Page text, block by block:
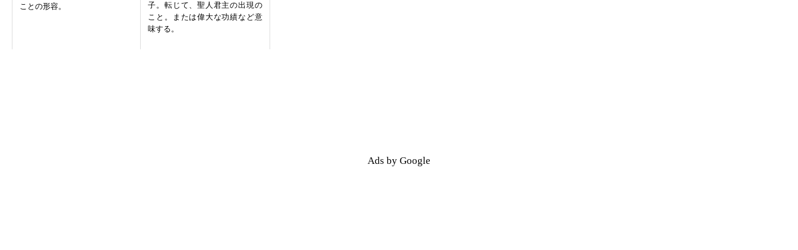
ことの形容。
子。転じて、聖人君主の出現の
こと。または偉大な功績など意
味する。
Ads by Google